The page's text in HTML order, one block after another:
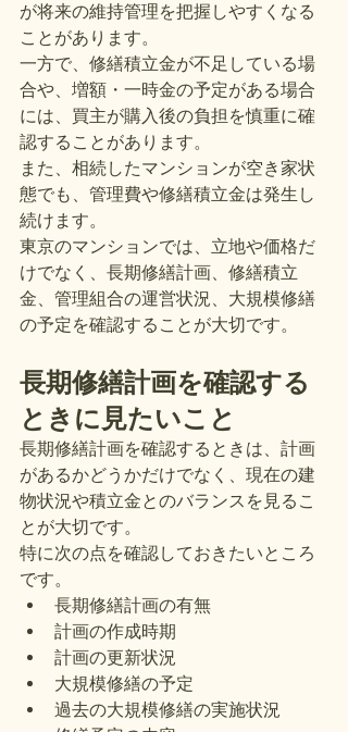
が将来の維持管理を把握しやすくなる
ことがあります。
一方で、修繕積立金が不足している場
合や、増額・一時金の予定がある場合
には、買主が購入後の負担を慎重に確
認することがあります。
また、相続したマンションが空き家状
態でも、管理費や修繕積立金は発生し
続けます。
東京のマンションでは、立地や価格だ
けでなく、長期修繕計画、修繕積立
金、管理組合の運営状況、大規模修繕
の予定を確認することが大切です。
長期修繕計画を確認する
ときに見たいこと
長期修繕計画を確認するときは、計画
があるかどうかだけでなく、現在の建
物状況や積立金とのバランスを見るこ
とが大切です。
特に次の点を確認しておきたいところ
です。
長期修繕計画の有無
計画の作成時期
計画の更新状況
大規模修繕の予定
過去の大規模修繕の実施状況